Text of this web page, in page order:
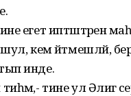
егет
шул, кем әйтмешләй,
инде.
тине ул Әлиәгә